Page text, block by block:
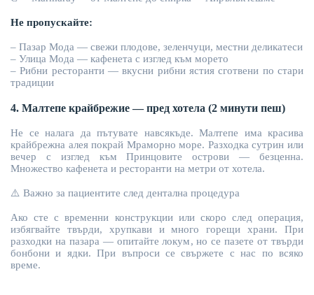
Не пропускайте:
– Пазар Мода — свежи плодове, зеленчуци, местни деликатеси
– Улица Мода — кафенета с изглед към морето
– Рибни ресторанти —вкусни рибни ястия сготвени постари
традиции
4. Малтепе крайбрежие — пред хотела (2 минути пеш)
Не се налага да пътувате навсякъде. Малтепе има красива
крайбрежна алея покрай Мраморно море. Разходка сутрин или
вечер с изглед към Принцовите острови — безценна.
Множество кафенета и ресторанти на метри от хотела.
⚠ ️ Важно за пациентите след дентална процедура
Ако сте с временни конструкции или скоро след операция,
избягвайте твърди, хрупкави и много горещи храни. При
разходки на пазара — опитайте локум, но се пазете от твърди
бонбони и ядки. При въпроси се свържете с нас по всяко
време.